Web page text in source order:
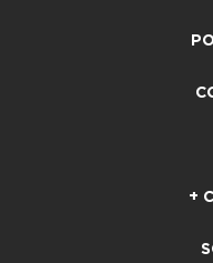
+